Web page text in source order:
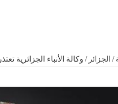
/ الجزائر / وكالة الأنباء الجزائرية